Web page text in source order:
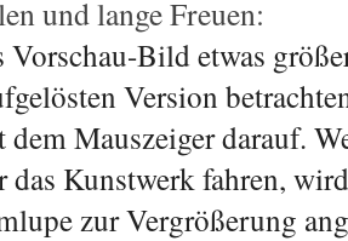
und lange Freuen:
Vorschau-Bild etwas
Version
dem Mauszeiger darauf.
das Kunstwerk fahren,
zur Vergrößerung